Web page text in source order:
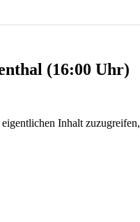
(16:00 Uhr)
Inhalt